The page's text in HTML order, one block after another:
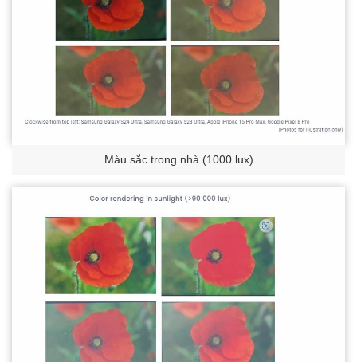
Màu sắc trong nhà (1000 lux)